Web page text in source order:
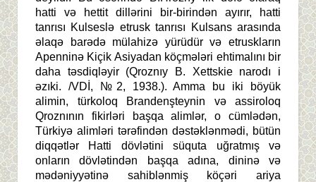
hatti və hettit dillərini bir-birindən ayırır, hatti
tanrısı Kulseslə etrusk tanrısı Kulsans arasında
əlaqə barədə mülahizə yürüdür və etruskların
Apenninə Kiçik Asiyadan köçmələri ehtimalını bir
daha təsdiqləyir (Qroznıy B. Xettskie narodı i
əzıki. /VDİ, №2, 1938.). Amma bu iki böyük
alimin, türkoloq Brandenşteynin və assiroloq
Qroznının fikirləri başqa alimlər, o cümlədən,
Türkiyə alimləri tərəfindən dəstəklənmədi, bütün
diqqətlər Hatti dövlətini süquta uğratmış və
onların dövlətindən başqa adına, dininə və
mədəniyyətinə sahiblənmiş köçəri ariya